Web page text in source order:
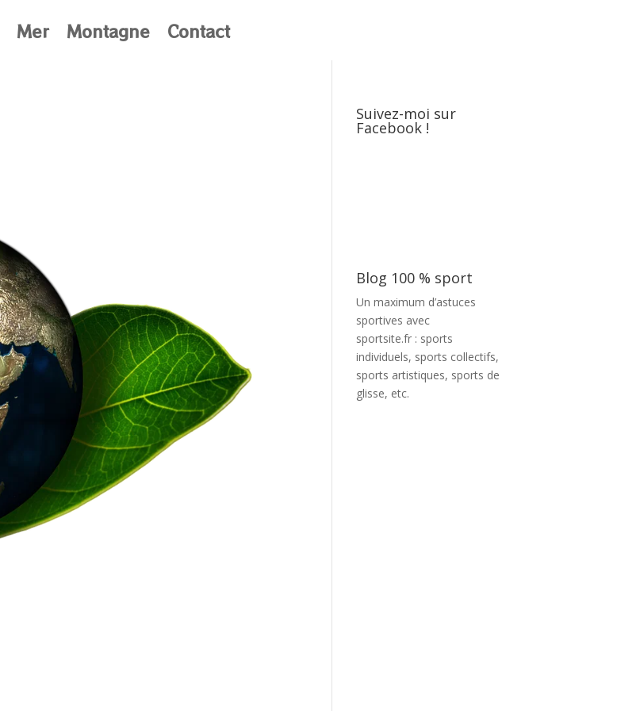
Mer Montagne Contact
Suivez-moi sur
Facebook !
Blog 100 % sport
Un maximum d’astuces
sportives avec
sportsite.fr : sports
individuels, sports collectifs,
sports artistiques, sports de
glisse, etc.